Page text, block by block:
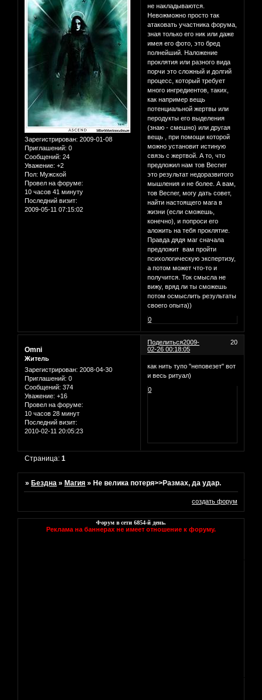
Зарегистрирован: 2009-01-08
Приглашений: 0
Сообщений: 24
Уважение: +2
Пол: Мужской
Провел на форуме:
10 часов 41 минуту
Последний визит:
2009-05-11 07:15:02
не накладываются.
Невожможно просто так
атаковать участника форума,
зная только его ник или даже
имея его фото, это бред
полнейший. Наложение
проклятия или разного вида
порчи это сложный и долгий
процесс, который требует
много ингредиентов, таких,
как например вещь
потенциальной жертвы или
перодукты его выделения
(знаю - смешно) или другая
вещь , при помощи которой
можно установит истиную
связь с жертвой. А то, что
предложил нам тов Becner
это результат недоразвитого
мышления и не более. А вам,
тов Becner, могу дать совет,
найти настоящего мага в
жизни (если сможешь,
конечно), и попроси его
аложить на тебя проклятие.
Правда дядя маг сначала
предложит вам пройти
психологическую экспертизу,
а потом может что-то и
получится. Ток смысла не
вижу, вряд ли ты сможешь
потом осмыслить результаты
своего опыта))
0
Поделиться 20
2009-
02-26 00:18:05
Omni
Житель
Зарегистрирован: 2008-04-30
Приглашений: 0
Сообщений: 374
Уважение: +16
Провел на форуме:
10 часов 28 минут
Последний визит:
2010-02-11 20:05:23
как нить тупо "неповезет" вот
и весь ритуал)
0
Страница:1
»Бездна »Магия »Не велика потеря>>Размах, да удар.
создать форум
Форум в сети 6854-й день.
Реклама на баннерах не имеет отношение к форуму.